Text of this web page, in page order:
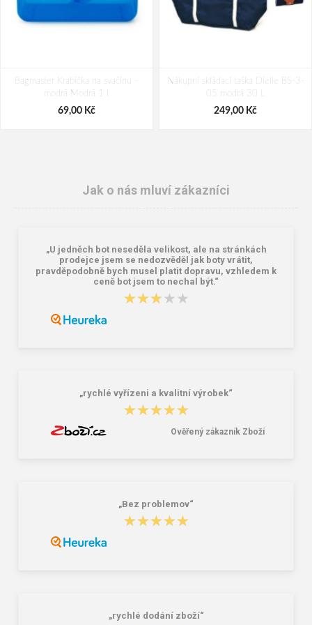
Bagmaster Krabička na svačinu -
modrá Modrá 1 l
69,00 Kč
Nákupní skládací taška Dielle BS-3-
05 modrá 30 L
249,00 Kč
Granite 5 21747-19 Sluneční brýle
Bagmaster SÁČEK PRIM 22 A školní
Jak o nás mluví zákazníci
„U jedněch bot neseděla velikost, ale na stránkách
prodejce jsem se nedozvěděl jak boty vrátit,
pravděpodobně bych musel platit dopravu, vzhledem k
ceně bot jsem to nechal být.“
★★★★★
★★★★★
„rychlé vyřízeni a kvalitní výrobek“
★★★★★
★★★★★
Ověřený zákazník Zboží
„Bez problemov“
★★★★★
★★★★★
„rychlé dodání zboží“